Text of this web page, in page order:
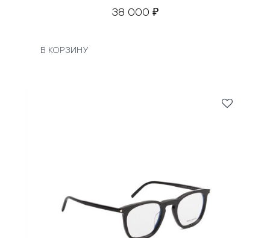
38 000 ₽
В КОРЗИНУ